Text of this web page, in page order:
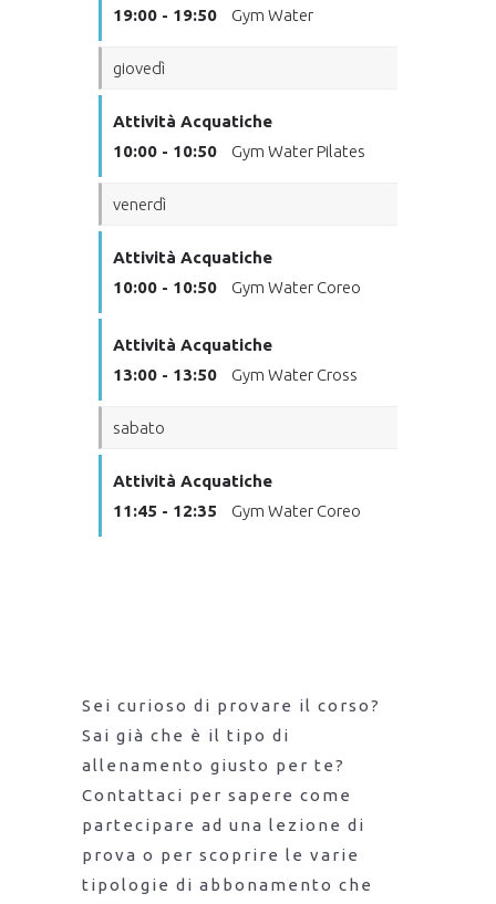
19:00 - 19:50 Gym Water
giovedì
Attività Acquatiche
10:00 - 10:50
Gym Water Pilates
venerdì
Attività Acquatiche
10:00 - 10:50
Gym Water Coreo
Attività Acquatiche
13:00 - 13:50
Gym Water Cross
sabato
Attività Acquatiche
11:45 - 12:35
Gym Water Coreo
Sei curioso di provare il corso?
Sai già che è il tipo di
allenamento giusto per te?
Contattaci per sapere come
partecipare ad una lezione di
prova o per scoprire le varie
tipologie di abbonamento che